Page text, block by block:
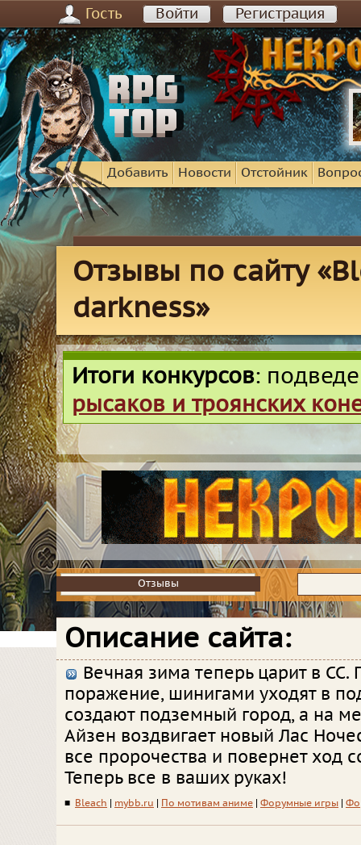
Гость Войти Регистрация
Добавить Новости Отстойник
Отзывы по сайту
darkness»
Итоги конкурсов:
рысаков и троянских
Отзывы
Отзывы
Описание сайта:
Вечная зима теперь царит в СС.
поражение, шинигами уходят в
создают подземный город, а на
Айзен воздвигает новый Лас
все пророчества и повернет ход
Теперь все в ваших руках!
■ Bleach mybb.ru По мотивам аниме Форумные игры